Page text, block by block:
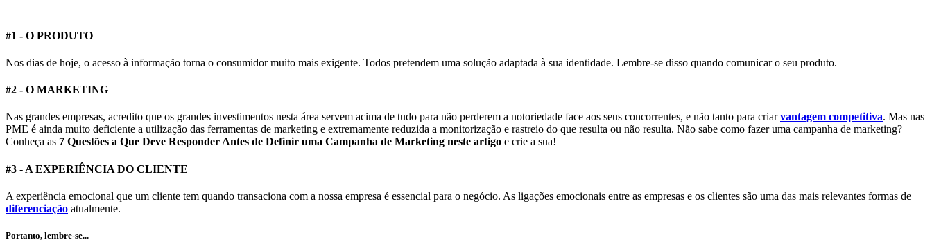
#1 - O PRODUTO
Nos dias de hoje, o acesso à informação torna o consumidor muito mais exigente. Todos pretendem uma solução adaptada à sua identidade. Lembre-se disso quando comunicar o seu produto.
#2 - O MARKETING
Nas grandes empresas, acredito que os grandes investimentos nesta área servem acima de tudo para não perderem a notoriedade face aos seus concorrentes, e não tanto para criarvantagem competitiva. Mas nas
PME é ainda muito deficiente a utilização das ferramentas de marketing e extremamente reduzida a monitorização e rastreio do que resulta ou não resulta. Não sabe como fazer uma campanha de marketing?
Conheça as 7 Questões a Que Deve Responder Antes de Definir uma Campanha de Marketing neste artigo e crie a sua!
#3 - A EXPERIÊNCIA DO CLIENTE
A experiência emocional que um cliente tem quando transaciona com a nossa empresa é essencial para o negócio. As ligações emocionais entre as empresas e os clientes são uma das mais relevantes formas de
diferenciação atualmente.
Portanto, lembre-se...